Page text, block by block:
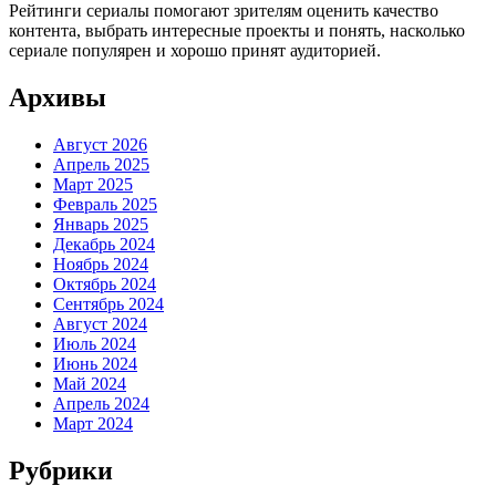
Рейтинги сериалы помогают зрителям оценить качество
контента, выбрать интересные проекты и понять, насколько
сериале популярен и хорошо принят аудиторией.
Архивы
Август 2026
Апрель 2025
Март 2025
Февраль 2025
Январь 2025
Декабрь 2024
Ноябрь 2024
Октябрь 2024
Сентябрь 2024
Август 2024
Июль 2024
Июнь 2024
Май 2024
Апрель 2024
Март 2024
Рубрики